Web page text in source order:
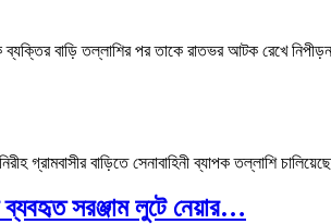
এক ব্যক্তির বাড়ি তল্লাশির পর তাকে রাতভর আটক রেখে
গ্রামবাসীর বাড়িতে সেনাবাহিনী ব্যাপক তল্লাশি
ব্যবহৃত সরঞ্জাম লুটে নেয়ার…